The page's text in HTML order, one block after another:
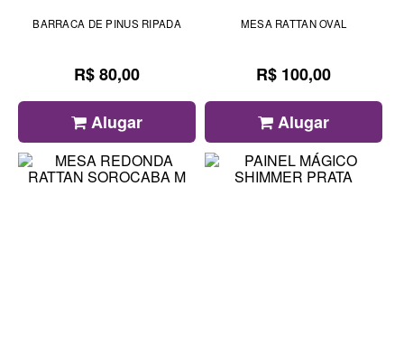
BARRACA DE PINUS RIPADA
R$ 80,00
Alugar
MESA RATTAN OVAL
R$ 100,00
Alugar